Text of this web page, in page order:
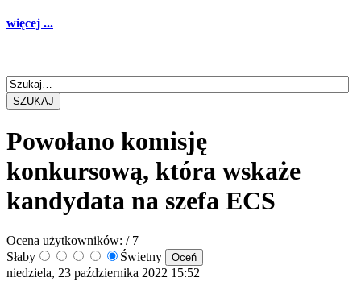
więcej ...
SZUKAJ
Powołano komisję
konkursową, która wskaże
kandydata na szefa ECS
Ocena użytkowników: / 7
Słaby
Świetny
niedziela, 23 października 2022 15:52